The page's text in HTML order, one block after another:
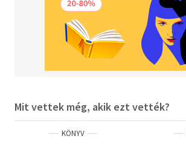
Mit vettek még, akik ezt vették?
KÖNYV